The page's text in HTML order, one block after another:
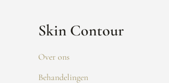
Skin Contour
Over ons
Behandelingen